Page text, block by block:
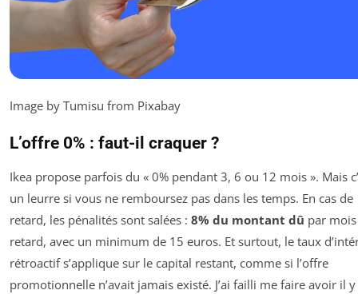
Image by Tumisu from Pixabay
L’offre 0% : faut-il craquer ?
Ikea propose parfois du « 0% pendant 3, 6 ou 12 mois ». Mais
un leurre si vous ne remboursez pas dans les temps. En cas de
retard, les pénalités sont salées : 8% du montant dû par
retard, avec un minimum de 15 euros. Et surtout, le taux
rétroactif s’applique sur le capital restant, comme si l’offre
promotionnelle n’avait jamais existé. J’ai failli me faire avoir il y